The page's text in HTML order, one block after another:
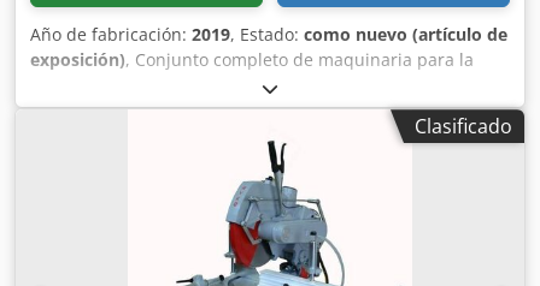
Año de fabricación: 2019, Estado: como nuevo (artículo de
exposición), Conjunto completo de maquinaria para la
fabricación de ventanas de PVC, compuesto por 60
unidades. Dkjdpfxjux Aqj Aicer Incluye: Sierra de inglete de
doble cabeza DS-110/3,5M Fresadora para rebajes AKF-210
Taladradora y fresadora para ojales KF-130S con
dispositivo de centrado Fresadora para ranuras de
desagüe SK-8/3 Máquina de soldadura de doble cabezal
WSA-2 LV, con limitación de 0,2-2,0 mm Máquina
automática para el rebaje de esquinas WPOF-4 con 4
Clasificado